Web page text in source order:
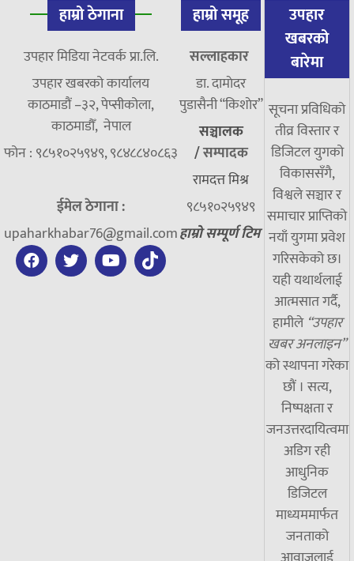
हाम्रो ठेगाना
उपहार मिडिया नेटवर्क प्रा.लि.
उपहार खबरको कार्यालय
काठमाडौं –३२, पेप्सीकोला,
काठमाडौँ, नेपाल
फोन : ९८५१०२५९४९, ९८४८८४०८६३
ईमेल ठेगाना :
upaharkhabar76@gmail.com
हाम्रो समूह
सल्लाहकार
डा. दामाेदर
पुडासैनी “किशाेर”
सञ्चालक
/सम्पादक
रामदत्त मिश्र
९८५१०२५९४९
हाम्रो सम्पूर्ण टिम
उपहार
खबरको
बारेमा
सूचना प्रविधिको
तीव्र विस्तार र
डिजिटल युगको
विकाससँगै,
विश्वले सञ्चार र
समाचार प्राप्तिको
नयाँ युगमा प्रवेश
गरिसकेको छ।
यही यथार्थलाई
आत्मसात गर्दै,
हामीले “उपहार
खबर अनलाइन”
को स्थापना गरेका
छौं । सत्य,
निष्पक्षता र
जनउत्तरदायित्वमा
अडिग रही
आधुनिक
डिजिटल
माध्यममार्फत
जनताको